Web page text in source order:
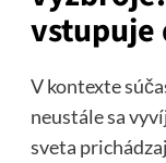
vstupuje
V kontexte
neustále sa
sveta